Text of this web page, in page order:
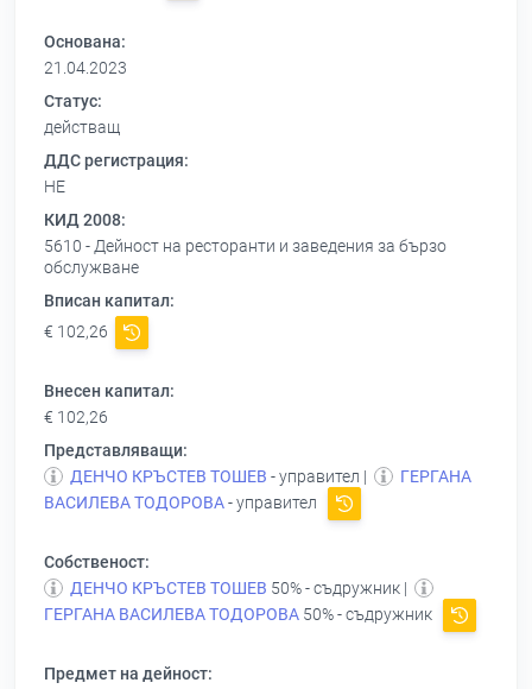
Основана:
21.04.2023
Статус:
действащ
ДДС регистрация:
НЕ
КИД 2008:
5610 - Дейност на ресторанти и заведения за бързо
обслужване
Вписан капитал:
€ 102,26
Внесен капитал:
€ 102,26
Представляващи:
ДЕНЧО КРЪСТЕВ ТОШЕВ - управител |
ГЕРГАНА
ВАСИЛЕВА ТОДОРОВА- управител
Собственост:
ДЕНЧО КРЪСТЕВ ТОШЕВ 50% - съдружник |
ГЕРГАНА ВАСИЛЕВА ТОДОРОВА 50% - съдружник
Предмет на дейност: